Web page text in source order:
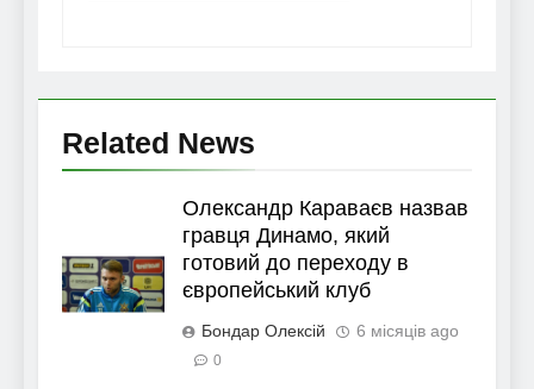
Related News
Олександр Караваєв назвав
гравця Динамо, який
готовий до переходу в
європейський клуб
Бондар Олексій 6 місяців ago
0